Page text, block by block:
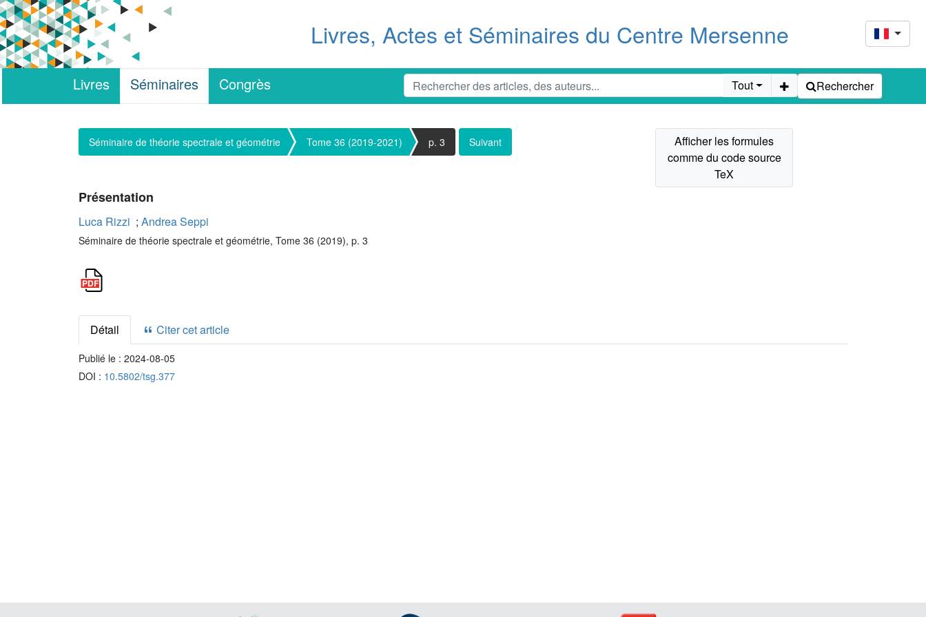
Livres, Actes et Séminaires du Centre Mersenne
Livres Séminaires Congrès Tout Rechercher
Séminaire de théorie spectrale et géométrie Tome 36 (2019-2021) p. 3 Suivant
Présentation
Luca Rizzi ; Andrea Seppi
Séminaire de théorie spectrale et géométrie, Tome 36 (2019), p. 3
Détail Citer cet article
Publié le : 2024-08-05
DOI : 10.5802/tsg.377